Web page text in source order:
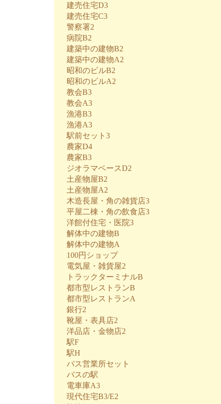
建売住宅D3
建売住宅C3
警察署2
病院B2
建築中の建物B2
建築中の建物A2
昭和のビルB2
昭和のビルA2
教会B3
教会A3
漁港B3
漁港A3
駅前セット3
農家D4
農家B3
ジオラマベースD2
土産物屋B2
土産物屋A2
木造長屋・角の雑貨店3
平屋二棟・角の飲食店3
洋館付住宅・医院3
解体中の建物B
解体中の建物A
100円ショップ
電気屋・雑貨屋2
トラックターミナルB
都市型レストランB
都市型レストランA
銀行2
靴屋・表具店2
洋品店・金物店2
駅F
駅H
バス営業所セット
バスの駅
電車庫A3
現代住宅B3/E2